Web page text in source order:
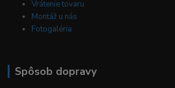
Vrátenie tovaru
Montáž u nás
Fotogaléria
Spôsob dopravy